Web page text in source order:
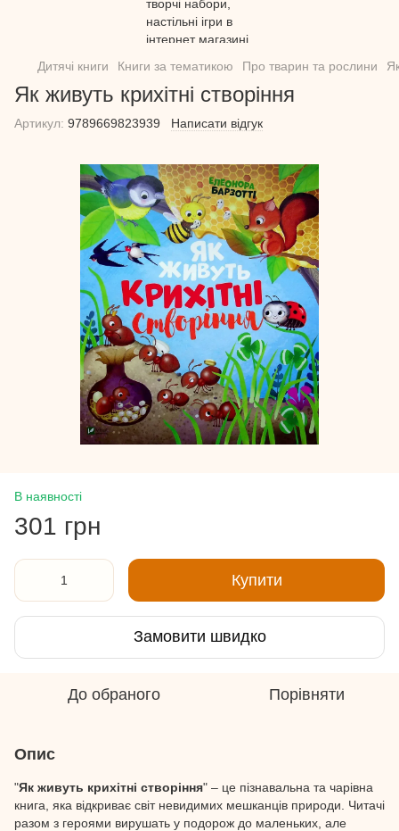
Дитячі книги Книги за тематикою Про тварин та рослини
Як живуть крихітні створіння
Артикул: 9789669823939 Написати відгук
В наявності
301 грн
Купити
Замовити швидко
До обраного Порівняти
Опис
"Як живуть крихітні створіння" – це пізнавальна та чарівна
книга, яка відкриває світ невидимих мешканців природи. Читачі
разом з героями вирушать у подорож до маленьких, але